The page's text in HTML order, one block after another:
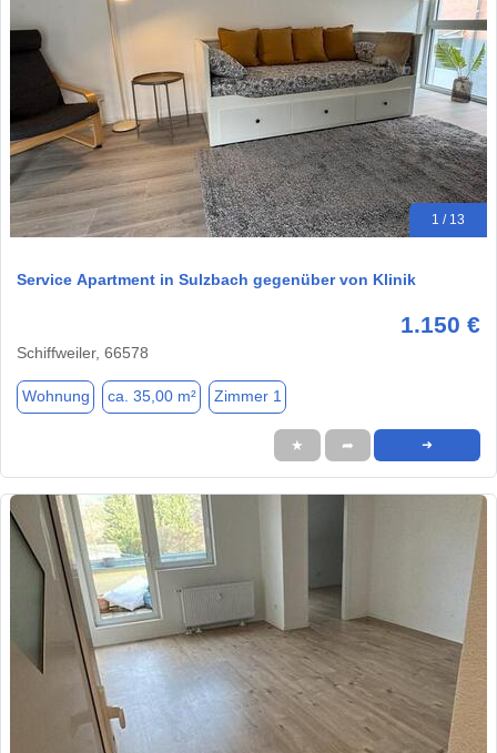
1 / 13
Service Apartment in Sulzbach gegenüber von Klinik
1.150 €
Schiffweiler, 66578
Wohnung ca. 35,00 m² Zimmer 1
★ ➦ ➜